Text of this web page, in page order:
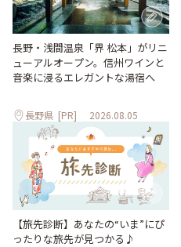
長野・浅間温泉「界 松本」がリニ
ューアルオープン。信州ワインと
音楽に浸るエレガントな湯宿へ
長野県 [PR] 2026.08.05
【旅先診断】あなたの“いま”にぴ
ったりな旅先が見つかる♪